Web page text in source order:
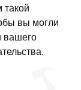
такой
вы могли
вашего